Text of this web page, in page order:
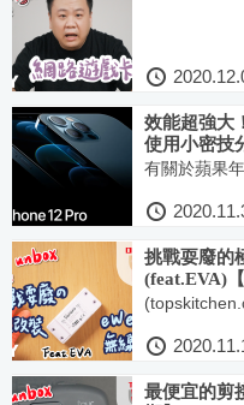
效能超強大
使用小密技
有關於蘋果
挑戰耍廢的
(feat.EVA)
最便宜的剪